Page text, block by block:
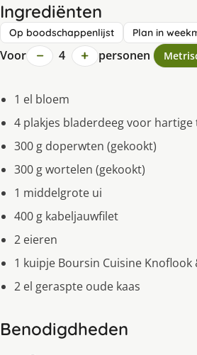
Ingrediënten
Op boodschappenlijst Plan in
Voor − 4 + personen
1 el bloem
4 plakjes bladerdeeg voor hartige
300 g doperwten (gekookt)
300 g wortelen (gekookt)
1 middelgrote ui
400 g kabeljauwfilet
2 eieren
1 kuipje Boursin Cuisine Knoflook
2 el geraspte oude kaas
Benodigdheden